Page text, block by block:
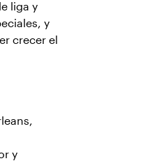
liga y
y
crecer el
y